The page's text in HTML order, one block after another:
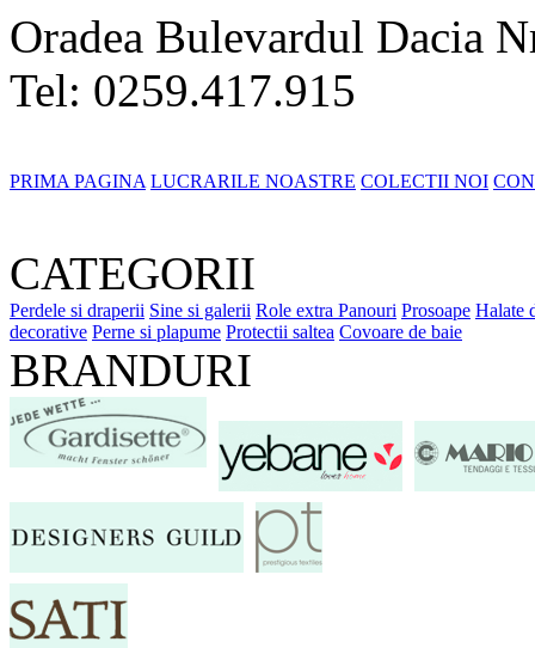
Oradea Bulevardul Dacia
Tel: 0259.417.915
PRIMA PAGINA LUCRARILE NOASTRE COLECTII NOI
CATEGORII
Perdele si draperii Sine si galerii Role extra Panouri Prosoape Halate
decorative Perne si plapume Protectii saltea Covoare de baie
BRANDURI